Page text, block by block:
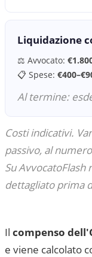
Liquidazione
⚖️ Avvocato:
📋 Spese:
Al termine:
Costi indicativi.
passivo, al
Su
dettagliato prima
Il compenso
e viene calcolato